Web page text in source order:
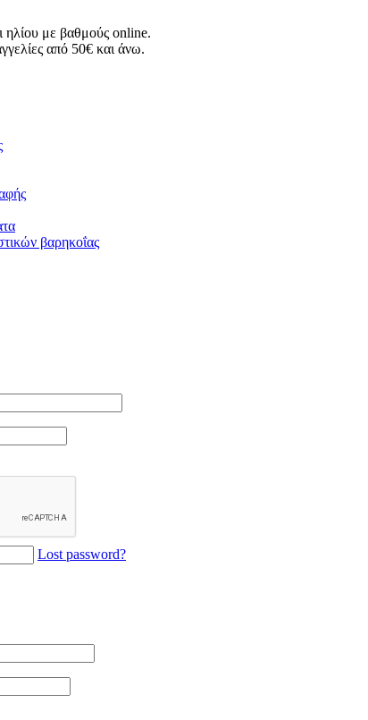
ηλίου με βαθμούς online.
από 50€ και άνω.
βαρηκοΐας
Lost password?